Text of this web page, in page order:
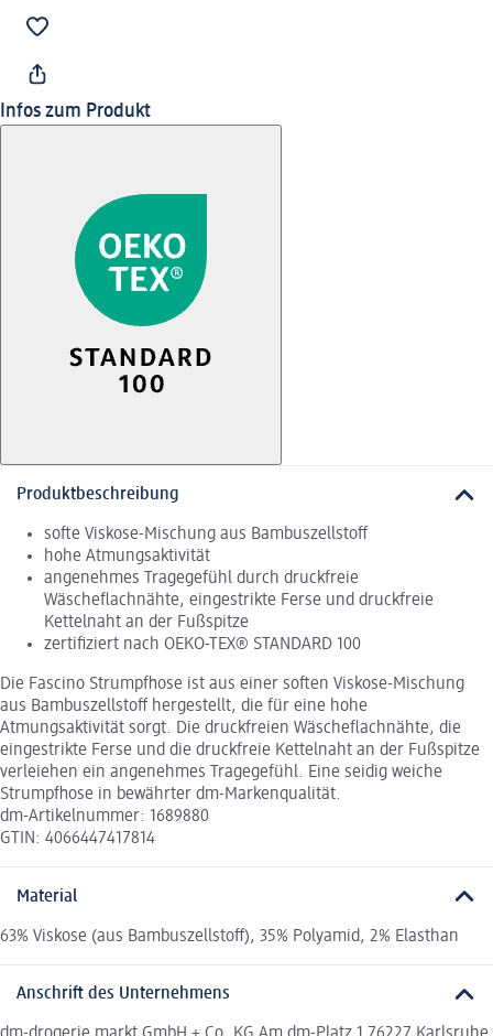
Infos zum Produkt
Produktbeschreibung
softe Viskose-Mischung aus Bambuszellstoff
hohe Atmungsaktivität
angenehmes Tragegefühl durch druckfreie
Wäscheflachnähte, eingestrikte Ferse und druckfreie
Kettelnaht an der Fußspitze
zertifiziert nach OEKO-TEX® STANDARD 100
Die Fascino Strumpfhose ist aus einer soften Viskose-Mischung
aus Bambuszellstoff hergestellt, die für eine hohe
Atmungsaktivität sorgt. Die druckfreien Wäscheflachnähte, die
eingestrikte Ferse und die druckfreie Kettelnaht an der Fußspitze
verleiehen ein angenehmes Tragegefühl. Eine seidig weiche
Strumpfhose in bewährter dm-Markenqualität.
dm-Artikelnummer: 1689880
GTIN: 4066447417814
Material
63% Viskose (aus Bambuszellstoff), 35% Polyamid, 2% Elasthan
Anschrift des Unternehmens